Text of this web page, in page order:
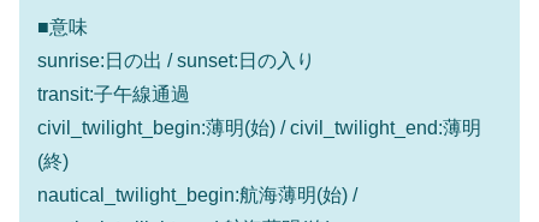
■意味
sunrise:日の出 / sunset:日の入り
transit:子午線通過
civil_twilight_begin:薄明(始) / civil_twilight_end:薄明
(終)
nautical_twilight_begin:航海薄明(始) /